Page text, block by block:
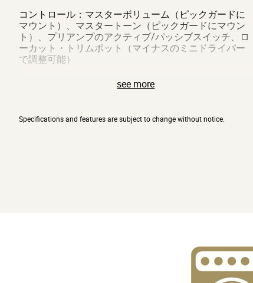
コントロール：マスターボリューム（ピックガードに
マウント）、マスタートーン（ピックガードにマウン
ト）、プリアンプのアクティブ/パッシブスイッチ、ロ
ーカット・トリムポット（マイナスのミニドライバー
で調整可能）
接続端子：アウトプット・ジャック（1/4インチ標準ジ
付属品：調整用レンチ、USBケーブル、ギグ・バッグ
see more
Specifications and features are subject to change without notice.